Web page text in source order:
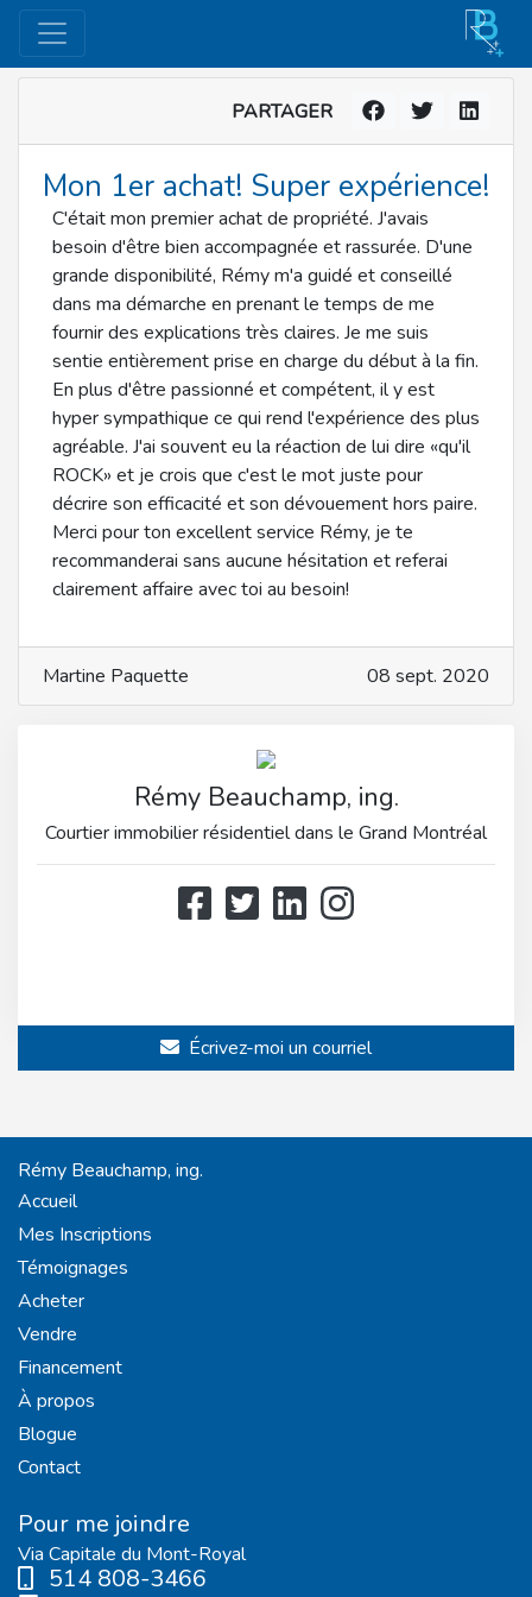
PARTAGER
Mon 1er achat! Super expérience!
C'était mon premier achat de propriété. J'avais
besoin d'être bien accompagnée et rassurée. D'une
grande disponibilité, Rémy m'a guidé et conseillé
dans ma démarche en prenant le temps de me
fournir des explications très claires. Je me suis
sentie entièrement prise en charge du début à la fin.
En plus d'être passionné et compétent, il y est
hyper sympathique ce qui rend l'expérience des plus
agréable. J'ai souvent eu la réaction de lui dire «qu'il
ROCK» et je crois que c'est le mot juste pour
décrire son efficacité et son dévouement hors paire.
Merci pour ton excellent service Rémy, je te
recommanderai sans aucune hésitation et referai
clairement affaire avec toi au besoin!
Martine Paquette 08 sept. 2020
Rémy Beauchamp, ing.
Courtier immobilier résidentiel dans le Grand Montréal
Écrivez-moi un courriel
Rémy Beauchamp, ing.
Accueil
Mes Inscriptions
Témoignages
Acheter
Vendre
Financement
À propos
Blogue
Contact
Pour me joindre
Via Capitale du Mont-Royal
514 808-3466